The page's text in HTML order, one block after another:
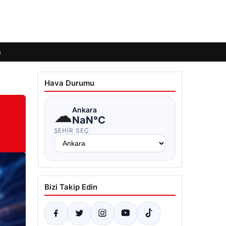
Hava Durumu
☁Ankara
NaN°C
ŞEHIR SEÇ
Bizi Takip Edin